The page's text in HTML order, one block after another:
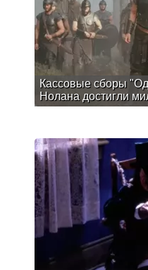
Кассовые сборы
Нолана достигли